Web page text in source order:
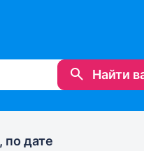
Найти
по дате